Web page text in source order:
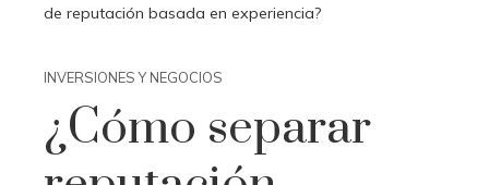
de reputación basada en experiencia?
INVERSIONES Y NEGOCIOS
¿Cómo separar